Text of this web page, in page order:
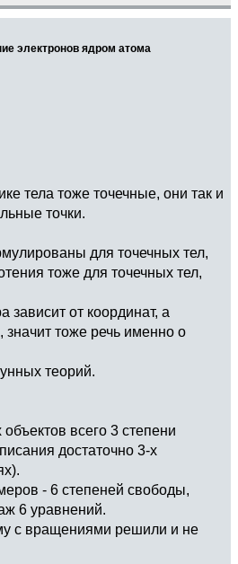
электронов ядром атома
тела тоже точечные, они так и
точки.
для точечных тел,
тоже для точечных тел,
от координат, а
значит тоже речь именно о
теорий.
всего 3 степени
достаточно 3-х
- 6 степеней свободы,
6 уравнений.
с вращениями решили и не